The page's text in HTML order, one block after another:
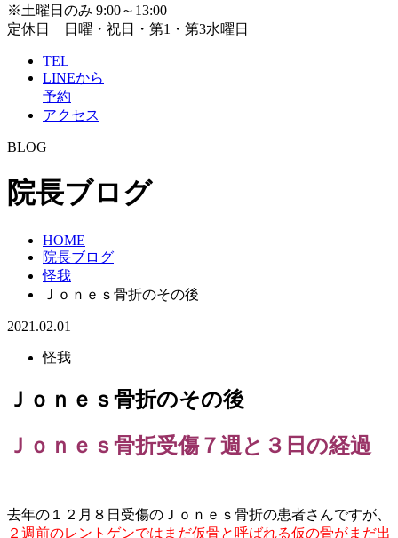
※土曜日のみ 9:00～13:00
定休日 日曜・祝日・第1・第3水曜日
TEL
LINEから
予約
アクセス
BLOG
院長ブログ
HOME
院長ブログ
怪我
Ｊｏｎｅｓ骨折のその後
2021.02.01
怪我
Ｊｏｎｅｓ骨折のその後
Ｊｏｎｅｓ骨折受傷７週と３日の経過
去年の１２月８日受傷のＪｏｎｅｓ骨折の患者さんですが、
２週前のレントゲンではまだ仮骨と呼ばれる仮の骨がまだ出